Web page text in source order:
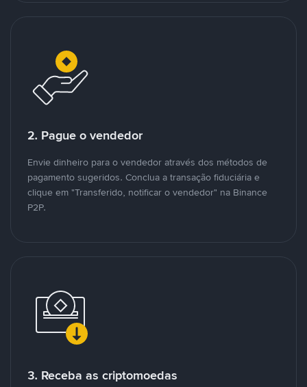
2. Pague o vendedor
Envie dinheiro para o vendedor através dos métodos de
pagamento sugeridos. Conclua a transação fiduciária e
clique em "Transferido, notificar o vendedor" na Binance
P2P.
3. Receba as criptomoedas